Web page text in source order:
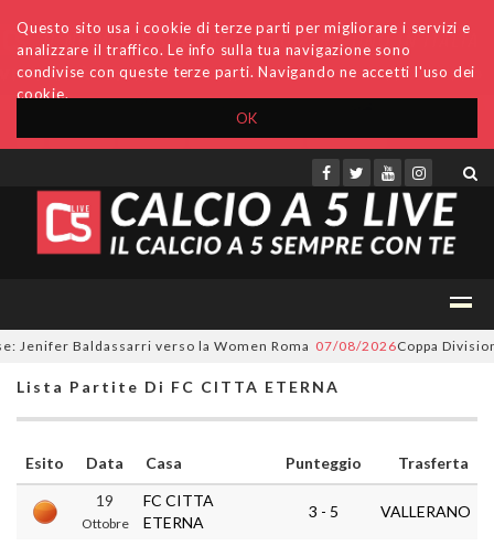
OK
Questo sito usa i cookie di terze parti per migliorare i servizi e
analizzare il traffico. Le info sulla tua navigazione sono
condivise con queste terze parti. Navigando ne accetti l'uso dei
cookie.
Accedi Archivio Invio comunicati Redazione
Baldassarri verso la Women Roma 07/08/2026Coppa
Lista Partite Di FC CITTA ETERNA
Esito Data Casa Punteggio
Trasferta
19
Ottobre
FC CITTA
ETERNA
3 - 5 VALLERANO